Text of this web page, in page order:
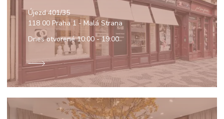
Újezd 401/35
118 00 Praha 1 - Malá Strana
Dnes otvorené10:00 - 19:00